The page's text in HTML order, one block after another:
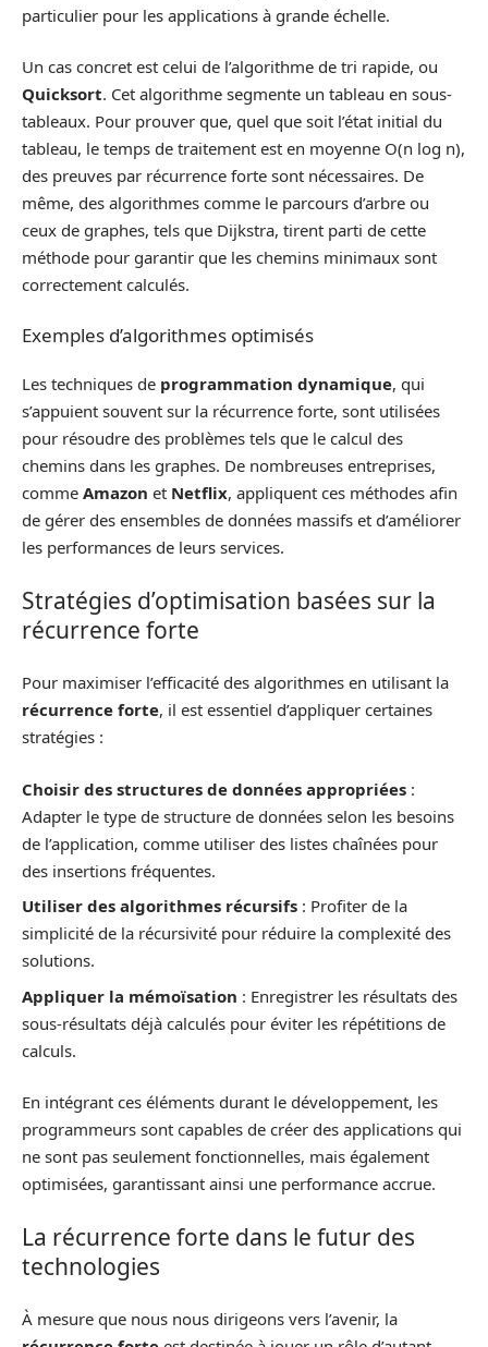
particulier pour les applications à grande échelle.
Un cas concret est celui de l’algorithme de tri rapide, ou
Quicksort. Cet algorithme segmente un tableau en sous-
tableaux. Pour prouver que, quel que soit l’état initial du
tableau, le temps de traitement est en moyenne O(n log n),
des preuves par récurrence forte sont nécessaires. De
même, des algorithmes comme le parcours d’arbre ou
ceux de graphes, tels que Dijkstra, tirent parti de cette
méthode pour garantir que les chemins minimaux sont
correctement calculés.
Exemples d’algorithmes optimisés
Les techniques de programmation dynamique, qui
s’appuient souvent sur la récurrence forte, sont utilisées
pour résoudre des problèmes tels que le calcul des
chemins dans les graphes. De nombreuses entreprises,
comme Amazon et Netflix, appliquent ces méthodes afin
de gérer des ensembles de données massifs et d’améliorer
les performances de leurs services.
Stratégies d’optimisation basées sur la
récurrence forte
Pour maximiser l’efficacité des algorithmes en utilisant la
récurrence forte, il est essentiel d’appliquer certaines
stratégies :
Choisir des structures de données appropriées :
Adapter le type de structure de données selon les besoins
de l’application, comme utiliser des listes chaînées pour
des insertions fréquentes.
Utiliser des algorithmes récursifs : Profiter de la
simplicité de la récursivité pour réduire la complexité des
solutions.
Appliquer la mémoïsation : Enregistrer les résultats des
sous-résultats déjà calculés pour éviter les répétitions de
calculs.
En intégrant ces éléments durant le développement, les
programmeurs sont capables de créer des applications qui
ne sont pas seulement fonctionnelles, mais également
optimisées, garantissant ainsi une performance accrue.
La récurrence forte dans le futur des
technologies
À mesure que nous nous dirigeons vers l’avenir, la